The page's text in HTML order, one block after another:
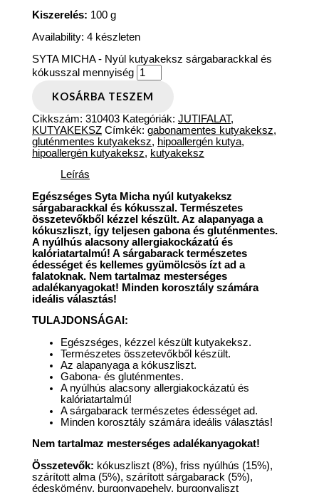
Kiszerelés: 100 g
Availability: 4 készleten
SYTA MICHA - Nyúl kutyakeksz sárgabarackkal és
kókusszal mennyiség
KOSÁRBA TESZEM
Cikkszám:310403 Kategóriák:JUTIFALAT,
KUTYAKEKSZ Címkék:gabonamentes kutyakeksz,
gluténmentes kutyakeksz, hipoallergén kutya,
hipoallergén kutyakeksz, kutyakeksz
Leírás
Egészséges Syta Micha nyúl kutyakeksz
sárgabarackkal és kókusszal. Természetes
összetevőkből kézzel készült. Az alapanyaga a
kókuszliszt, így teljesen gabona és gluténmentes.
A nyúlhús alacsony allergiakockázatú és
kalóriatartalmú! A sárgabarack természetes
édességet és kellemes gyümölcsös ízt ad a
falatoknak. Nem tartalmaz mesterséges
adalékanyagokat! Minden korosztály számára
ideális választás!
TULAJDONSÁGAI:
Egészséges, kézzel készült kutyakeksz.
Természetes összetevőkből készült.
Az alapanyaga a kókuszliszt.
Gabona- és gluténmentes.
A nyúlhús alacsony allergiakockázatú és
kalóriatartalmú!
A sárgabarack természetes édességet ad.
Minden korosztály számára ideális választás!
Nem tartalmaz mesterséges adalékanyagokat!
Összetevők: kókuszliszt (8%), friss nyúlhús (15%),
szárított alma (5%), szárított sárgabarack (5%),
édeskömény, burgonyapehely, burgonyaliszt